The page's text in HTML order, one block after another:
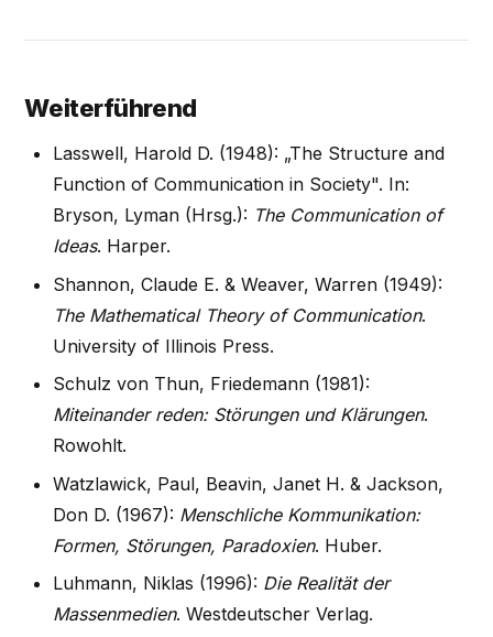
Weiterführend
Lasswell, Harold D. (1948): „The Structure and
Function of Communication in Society". In:
Bryson, Lyman (Hrsg.): The Communication of
Ideas. Harper.
Shannon, Claude E. & Weaver, Warren (1949):
The Mathematical Theory of Communication.
University of Illinois Press.
Schulz von Thun, Friedemann (1981):
Miteinander reden: Störungen und Klärungen.
Rowohlt.
Watzlawick, Paul, Beavin, Janet H. & Jackson,
Don D. (1967): Menschliche Kommunikation:
Formen, Störungen, Paradoxien. Huber.
Luhmann, Niklas (1996): Die Realität der
Massenmedien. Westdeutscher Verlag.